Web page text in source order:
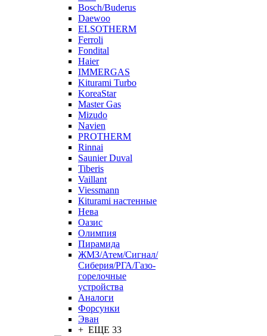
Bosch/Buderus
Daewoo
ELSOTHERM
Ferroli
Fondital
Haier
IMMERGAS
Kiturami Turbo
KoreaStar
Master Gas
Mizudo
Navien
PROTHERM
Rinnai
Saunier Duval
Tiberis
Vaillant
Viessmann
Кiturami настенные
Нева
Оазис
Олимпия
Пирамида
ЖМЗ/Атем/Сигнал/
Сиберия/РГА/Газо-
горелочные
устройства
Aналоги
Форсунки
Эван
+ ЕЩЕ 33